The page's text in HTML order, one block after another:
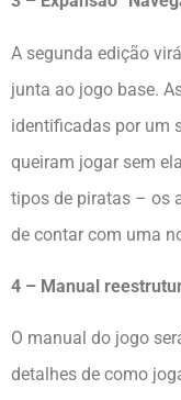
A segunda edição
junta ao jogo base.
identificadas por um
queiram jogar sem
tipos de piratas – os
de contar com uma
4 – Manual
O manual do jogo
detalhes de como